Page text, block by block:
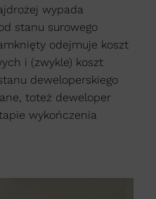
wypada
stanu surowego
odejmuje koszt
i (zwykle) koszt
deweloperskiego
toteż deweloper
wykończenia